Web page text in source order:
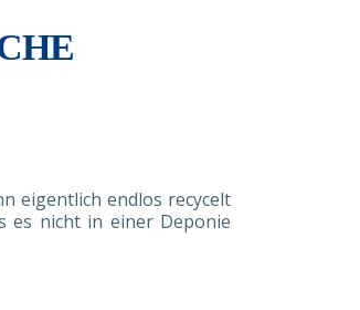
eigentlich endlos recycelt
es nicht in einer Deponie